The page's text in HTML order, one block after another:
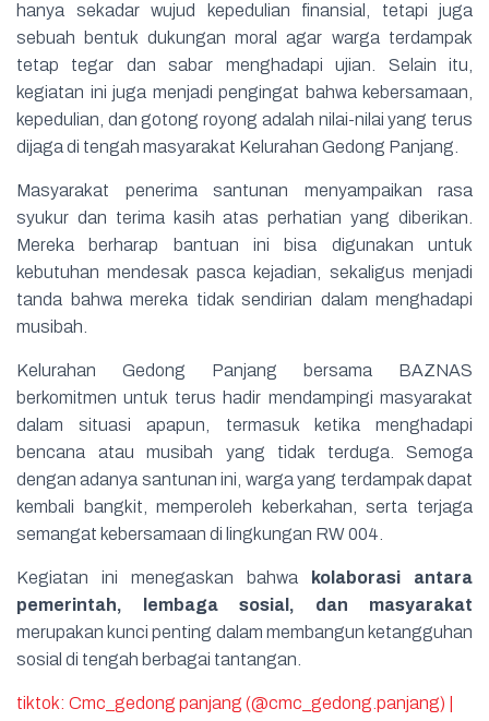
hanya sekadar wujud kepedulian finansial, tetapi juga
sebuah bentuk dukungan moral agar warga terdampak
tetap tegar dan sabar menghadapi ujian. Selain itu,
kegiatan ini juga menjadi pengingat bahwa kebersamaan,
kepedulian, dan gotong royong adalah nilai-nilai yang terus
dijaga di tengah masyarakat Kelurahan Gedong Panjang.
Masyarakat penerima santunan menyampaikan rasa
syukur dan terima kasih atas perhatian yang diberikan.
Mereka berharap bantuan ini bisa digunakan untuk
kebutuhan mendesak pasca kejadian, sekaligus menjadi
tanda bahwa mereka tidak sendirian dalam menghadapi
musibah.
Kelurahan Gedong Panjang bersama BAZNAS
berkomitmen untuk terus hadir mendampingi masyarakat
dalam situasi apapun, termasuk ketika menghadapi
bencana atau musibah yang tidak terduga. Semoga
dengan adanya santunan ini, warga yang terdampak dapat
kembali bangkit, memperoleh keberkahan, serta terjaga
semangat kebersamaan di lingkungan RW 004.
Kegiatan ini menegaskan bahwa
kolaborasi antara
pemerintah, lembaga sosial, dan masyarakat
merupakan kunci penting dalam membangun ketangguhan
sosial di tengah berbagai tantangan.
tiktok: Cmc_gedong panjang (@cmc_gedong.panjang) |